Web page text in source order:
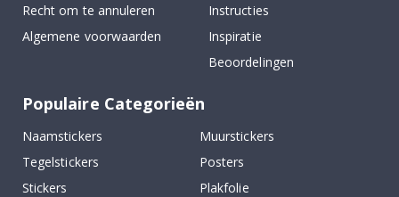
Recht om te annuleren
Algemene voorwaarden
Instructies
Inspiratie
Beoordelingen
Populaire Categorieën
Naamstickers
Muurstickers
Tegelstickers
Posters
Stickers
Plakfolie